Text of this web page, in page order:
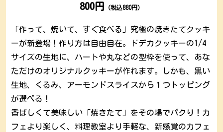
800円 （税込880円）
「作って、焼いて、すぐ食べる」究極の焼きたてクッキ
ーが新登場！作り方は自由自在。ドデカクッキーの1/4
サイズの生地に、ハートや丸などの型枠を使って、あな
ただけのオリジナルクッキーが作れます。しかも、黒い
生地、くるみ、アーモンドスライスから１つトッピング
が選べる！
香ばしくて美味しい「焼きたて」をその場でパクり！カ
フェより楽しく、料理教室より手軽な、新感覚のカフェ